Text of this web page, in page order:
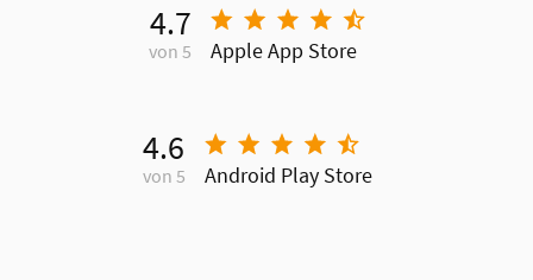
4.7
von 5 Apple App Store
4.6
von 5 Android Play Store